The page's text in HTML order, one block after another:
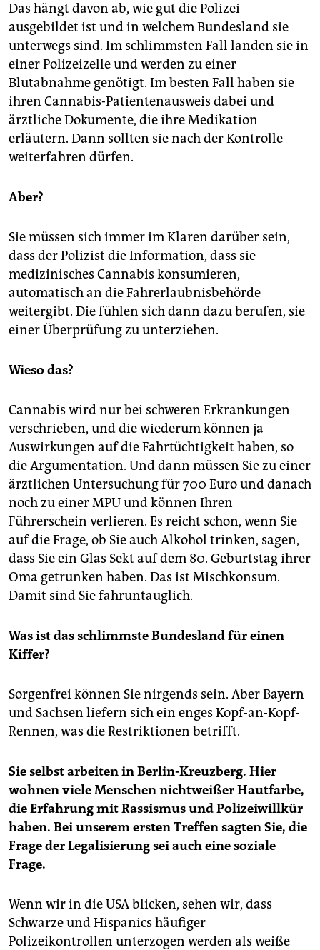
Das hängt davon ab, wie gut die Polizei
ausgebildet ist und in welchem Bundesland sie
unterwegs sind. Im schlimmsten Fall landen sie in
einer Polizeizelle und werden zu einer
Blutabnahme genötigt. Im besten Fall haben sie
ihren Cannabis-Patientenausweis dabei und
ärztliche Dokumente, die ihre Medikation
erläutern. Dann sollten sie nach der Kontrolle
weiterfahren dürfen.
Aber?
Sie müssen sich immer im Klaren darüber sein,
dass der Polizist die Information, dass sie
medizinisches Cannabis konsumieren,
automatisch an die Fahrerlaubnisbehörde
weitergibt. Die fühlen sich dann dazu berufen, sie
einer Überprüfung zu unterziehen.
Wieso das?
Cannabis wird nur bei schweren Erkrankungen
verschrieben, und die wiederum können ja
Auswirkungen auf die Fahrtüchtigkeit haben, so
die Argumentation. Und dann müssen Sie zu einer
ärztlichen Untersuchung für 700 Euro und danach
noch zu einer MPU und können Ihren
Führerschein verlieren. Es reicht schon, wenn Sie
auf die Frage, ob Sie auch Alkohol trinken, sagen,
dass Sie ein Glas Sekt auf dem 80. Geburtstag ihrer
Oma getrunken haben. Das ist Mischkonsum.
Damit sind Sie fahruntauglich.
Was ist das schlimmste Bundesland für einen
Kiffer?
Sorgenfrei können Sie nirgends sein. Aber Bayern
und Sachsen liefern sich ein enges Kopf-an-Kopf-
Rennen, was die Restriktionen betrifft.
Sie selbst arbeiten in Berlin-Kreuzberg. Hier
wohnen viele Menschen nichtweißer Hautfarbe,
die Erfahrung mit Rassismus und Polizeiwillkür
haben. Bei unserem ersten Treffen sagten Sie, die
Frage der Legalisierung sei auch eine soziale
Frage.
Wenn wir in die USA blicken, sehen wir, dass
Schwarze und Hispanics häufiger
Polizeikontrollen unterzogen werden als weiße